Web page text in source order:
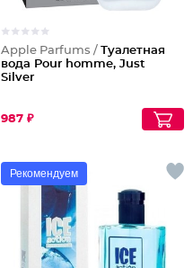
Apple Parfums / Туалетная
вода Pour homme, Just
Silver
987 ₽
Рекомендуем